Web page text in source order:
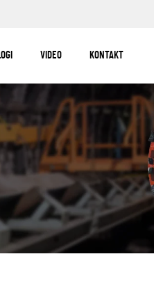
VIDEO KONTAKT